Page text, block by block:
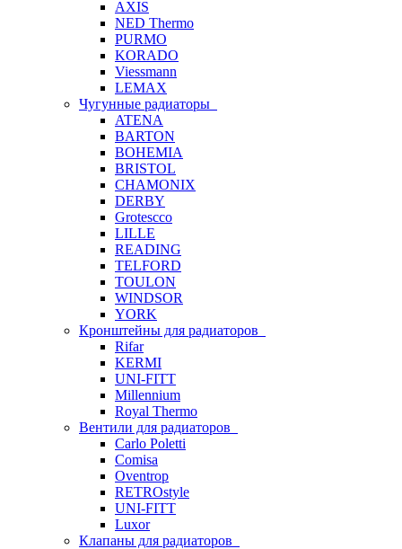
AXIS
NED Thermo
PURMO
KORADO
Viessmann
LEMAX
Чугунные радиаторы
ATENA
BARTON
BOHEMIA
BRISTOL
CHAMONIX
DERBY
Grotescco
LILLE
READING
TELFORD
TOULON
WINDSOR
YORK
Кронштейны для радиаторов
Rifar
KERMI
UNI-FITT
Millennium
Royal Thermo
Вентили для радиаторов
Carlo Poletti
Comisa
Oventrop
RETROstyle
UNI-FITT
Luxor
Клапаны для радиаторов